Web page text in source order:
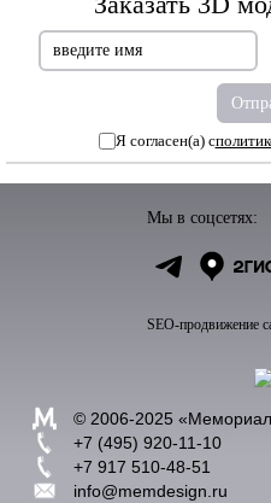
Я согласен(а) с
Мы в соцсетях:
SEO-продвижение
© 2006-2025 «
+7 (495) 920-11-10
+7 917 510-48-51
info@memdesign.ru